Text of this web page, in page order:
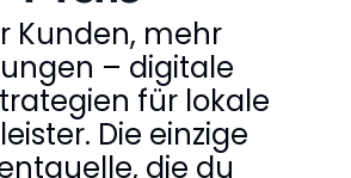
Kunden, mehr
– digitale
für lokale
Die einzige
die du